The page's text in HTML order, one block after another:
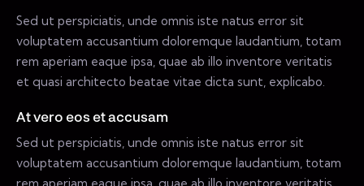
Sed ut perspiciatis, unde omnis iste natus error sit
voluptatem accusantium doloremque laudantium, totam
rem aperiam eaque ipsa, quae ab illo inventore veritatis
et quasi architecto beatae vitae dicta sunt, explicabo.
At vero eos et accusam
Sed ut perspiciatis, unde omnis iste natus error sit
voluptatem accusantium doloremque laudantium, totam
rem aperiam eaque ipsa, quae ab illo inventore veritatis